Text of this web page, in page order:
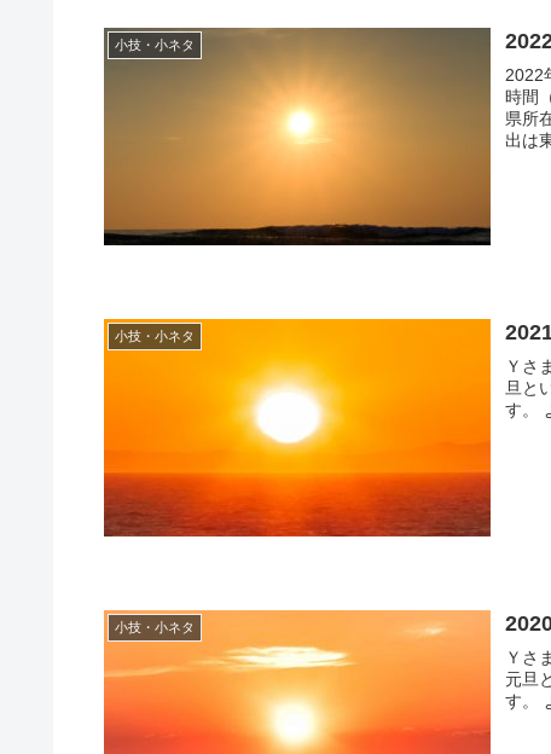
小技・小ネタ
2022
時間
県所
出は
小技・小ネタ
Ｙさま（
旦と
小技・小ネタ
Ｙさま（
元旦